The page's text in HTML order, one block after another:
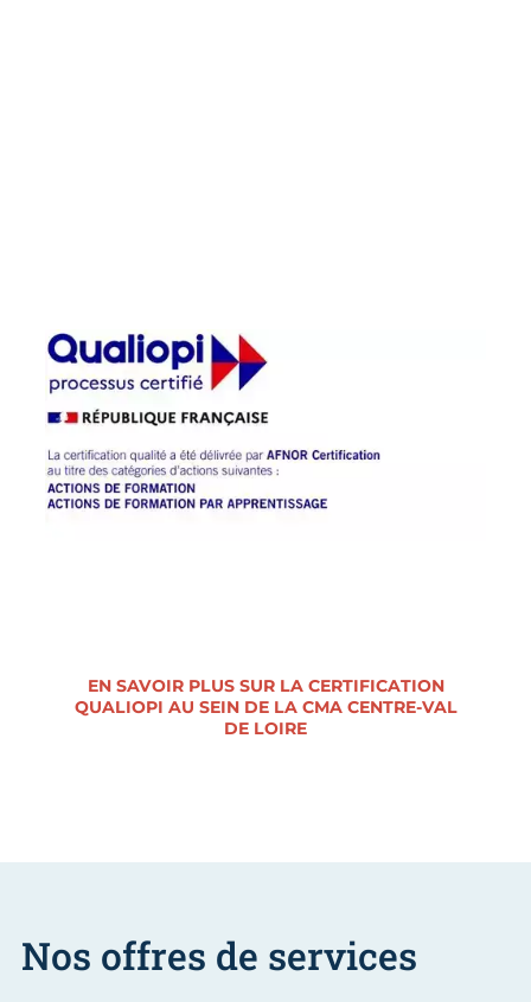
EN SAVOIR PLUS SUR LA CERTIFICATION
QUALIOPI AU SEIN DE LA CMA CENTRE-VAL
DE LOIRE
Nos offres de services